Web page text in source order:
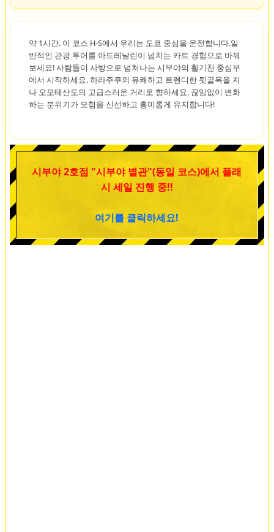
약 1시간. 이 코스 H-S에서 우리는 도쿄 중심을 운전합니다.일
반적인 관광 투어를 아드레날린이 넘치는 카트 경험으로 바꿔
보세요! 사람들이 사방으로 넘쳐나는 시부야의 활기찬 중심부
에서 시작하세요. 하라주쿠의 유쾌하고 트렌디한 뒷골목을 지
나 오모테산도의 고급스러운 거리로 향하세요. 끊임없이 변화
하는 분위기가 모험을 신선하고 흥미롭게 유지합니다!
시부야 2호점 "시부야 별관"(동일 코스)에서 플래
시 세일 진행 중!!
여기를 클릭하세요!